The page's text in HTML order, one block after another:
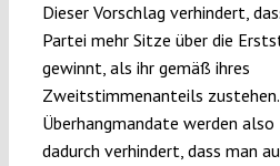
Dieser Vorschlag verhindert,
Partei mehr Sitze über die
gewinnt, als ihr gemäß ihres
Zweitstimmenanteils zustehen.
Überhangmandate werden also
dadurch verhindert, dass man